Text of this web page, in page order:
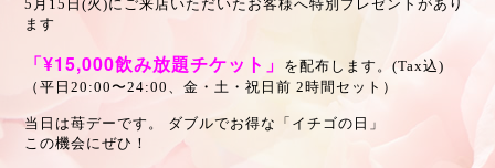
5月15日(火)にご来店いただいたお客様へ特別プレゼントがあり
ます
「¥15,000飲み放題チケット」
を配布します。(Tax込)
（平日20:00〜24:00、金・土・祝日前 2時間セット）
当日は苺デーです。 ダブルでお得な「イチゴの日」
この機会にぜひ！